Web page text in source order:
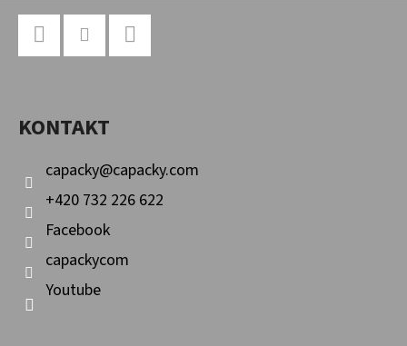
KONTAKT
capacky@capacky.com
+420 732 226 622
Facebook
capackycom
Youtube